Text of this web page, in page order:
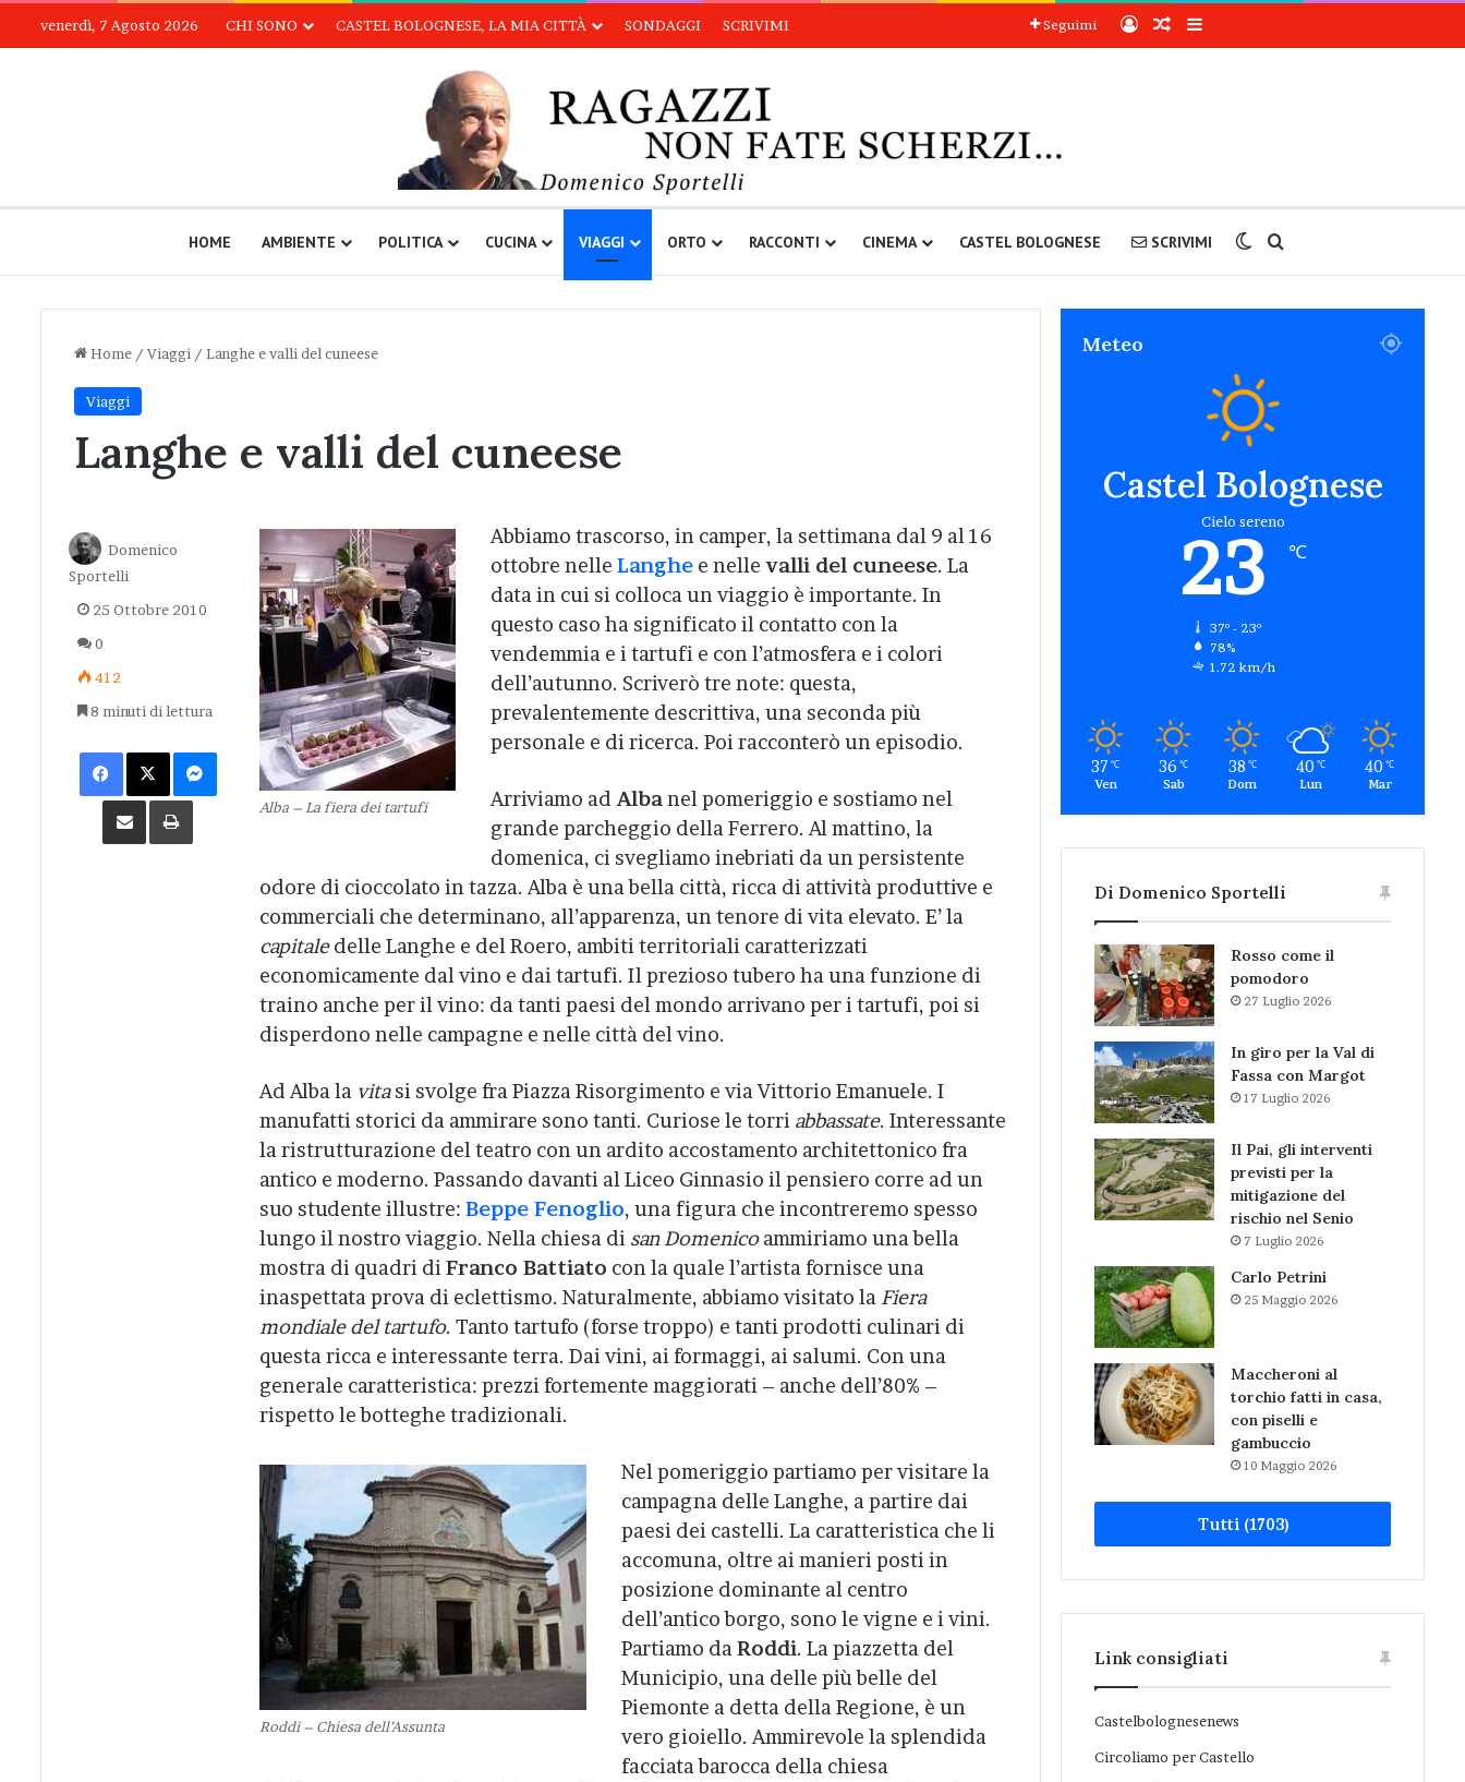
venerdì, 7 Agosto 2026 CHI SONO CASTEL BOLOGNESE, LA MIA CITTÀ SONDAGGI SCRIVIMI Seguimi AccediArticoli a sorpresa
Barra laterale
HOME AMBIENTE POLITICA CUCINA VIAGGI ORTO RACCONTI CINEMA CASTEL BOLOGNESE SCRIVIMI Cambia aspetto
Home / Viaggi / Langhe e valli del cuneese
Viaggi
Langhe e valli del cuneese
Alba – La fiera dei tartufi
Abbiamo trascorso, in camper, la settimana dal 9 al 16
ottobre nelle Langhee nelle valli del cuneese. La
data in cui si colloca un viaggio è importante. In
questo caso ha significato il contatto con la
vendemmia e i tartufi e con l’atmosfera e i colori
dell’autunno. Scriverò tre note: questa,
prevalentemente descrittiva, una seconda più
personale e di ricerca. Poi racconterò un episodio.
Arriviamo ad Alba nel pomeriggio e sostiamo nel
grande parcheggio della Ferrero. Al mattino, la
domenica, ci svegliamo inebriati da un persistente
odore di cioccolato in tazza. Alba è una bella città, ricca di attività produttive e
commerciali che determinano, all’apparenza, un tenore di vita elevato. E’ la
capitaledelle Langhe e del Roero, ambiti territoriali caratterizzati
economicamente dal vino e dai tartufi. Il prezioso tubero ha una funzione di
traino anche per il vino: da tanti paesi del mondo arrivano per i tartufi, poi si
disperdono nelle campagne e nelle città del vino.
Ad Alba la vitasi svolge fra Piazza Risorgimento e via Vittorio Emanuele. I
manufatti storici da ammirare sono tanti. Curiose le torri abbassate. Interessante
la ristrutturazione del teatro con un ardito accostamento architettonico fra
antico e moderno. Passando davanti al Liceo Ginnasio il pensiero corre ad un
suo studente illustre: Beppe Fenoglio, una figura che incontreremo spesso
lungo il nostro viaggio. Nella chiesa di san Domenicoammiriamo una bella
mostra di quadri di Franco Battiato con la quale l’artista fornisce una
inaspettata prova di eclettismo. Naturalmente, abbiamo visitato la Fiera
mondiale del tartufo. Tanto tartufo (forse troppo) e tanti prodotti culinari di
questa ricca e interessante terra. Dai vini, ai formaggi, ai salumi. Con una
generale caratteristica: prezzi fortemente maggiorati – anche dell’80% –
rispetto le botteghe tradizionali.
Roddi – Chiesa dell’Assunta
Nel pomeriggio partiamo per visitare la
campagna delle Langhe, a partire dai
paesi dei castelli. La caratteristica che li
accomuna, oltre ai manieri posti in
posizione dominante al centro
dell’antico borgo, sono le vigne e i vini.
Partiamo da Roddi. La piazzetta del
Municipio, una delle più belle del
Piemonte a detta della Regione, è un
vero gioiello. Ammirevole la splendida
facciata barocca della chiesa
Domenico
Sportelli
25 Ottobre 2010
0
412
8 minuti di lettura
Facebook
X Messenger
Condividi via Email Stampa
Meteo
Castel Bolognese
Cielo sereno
23 ℃
37º - 23º
78%
1.72 km/h
37 ℃
Ven
36 ℃
Sab
38 ℃
Dom
40 ℃
Lun
40 ℃
Mar
Di Domenico Sportelli
Rosso come il
pomodoro
27 Luglio 2026
In giro per la Val di
Fassa con Margot
17 Luglio 2026
Il Pai, gli interventi
previsti per la
mitigazione del
rischio nel Senio
7 Luglio 2026
Carlo Petrini
25 Maggio 2026
Maccheroni al
torchio fatti in casa,
con piselli e
gambuccio
10 Maggio 2026
Tutti (1703)
Link consigliati
Castelbolognesenews
Circoliamo per Castello